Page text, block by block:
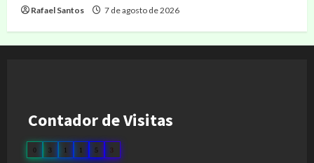
Rafael Santos 7 de agosto de 2026
Contador de Visitas
3 1 1 5 3